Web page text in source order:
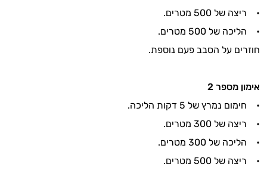
• ריצה של 500 מטרים.
• הליכה של 500 מטרים.
חוזרים על הסבב פעם נוספת.
אימון מספר 2
• חימום נמרץ של 5 דקות הליכה.
• ריצה של 300 מטרים.
• הליכה של 300 מטרים.
• ריצה של 500 מטרים.